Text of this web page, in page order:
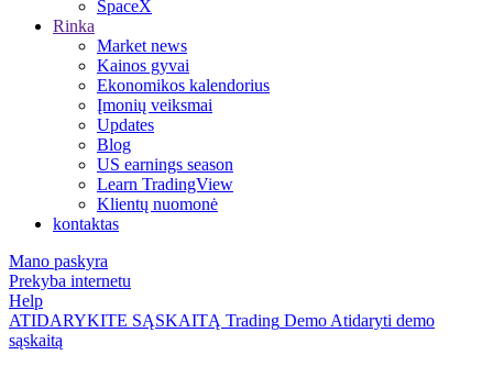
SpaceX
Rinka
Market news
Kainos gyvai
Ekonomikos kalendorius
Įmonių veiksmai
Updates
Blog
US earnings season
Learn TradingView
Klientų nuomonė
kontaktas
Mano paskyra
Prekyba internetu
Help
ATIDARYKITE SĄSKAITĄ Trading Demo Atidaryti demo
sąskaitą